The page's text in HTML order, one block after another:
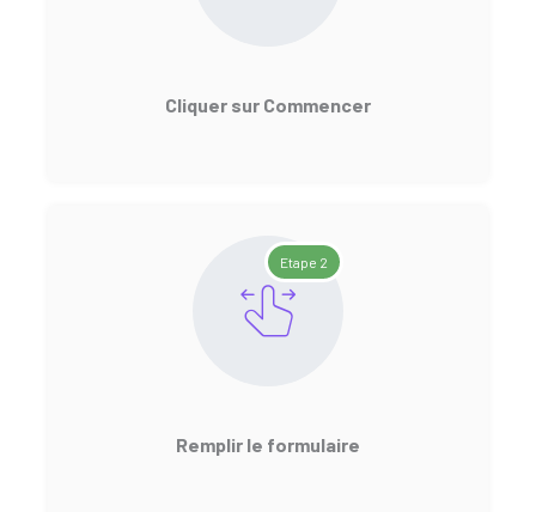
Cliquer sur Commencer
Etape 2
Remplir le formulaire